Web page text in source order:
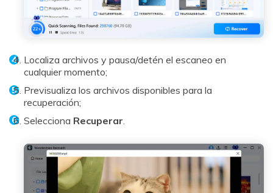
Localiza archivos y pausa/detén el escaneo en
cualquier momento;
Previsualiza los archivos disponibles para la
recuperación;
Selecciona Recuperar.